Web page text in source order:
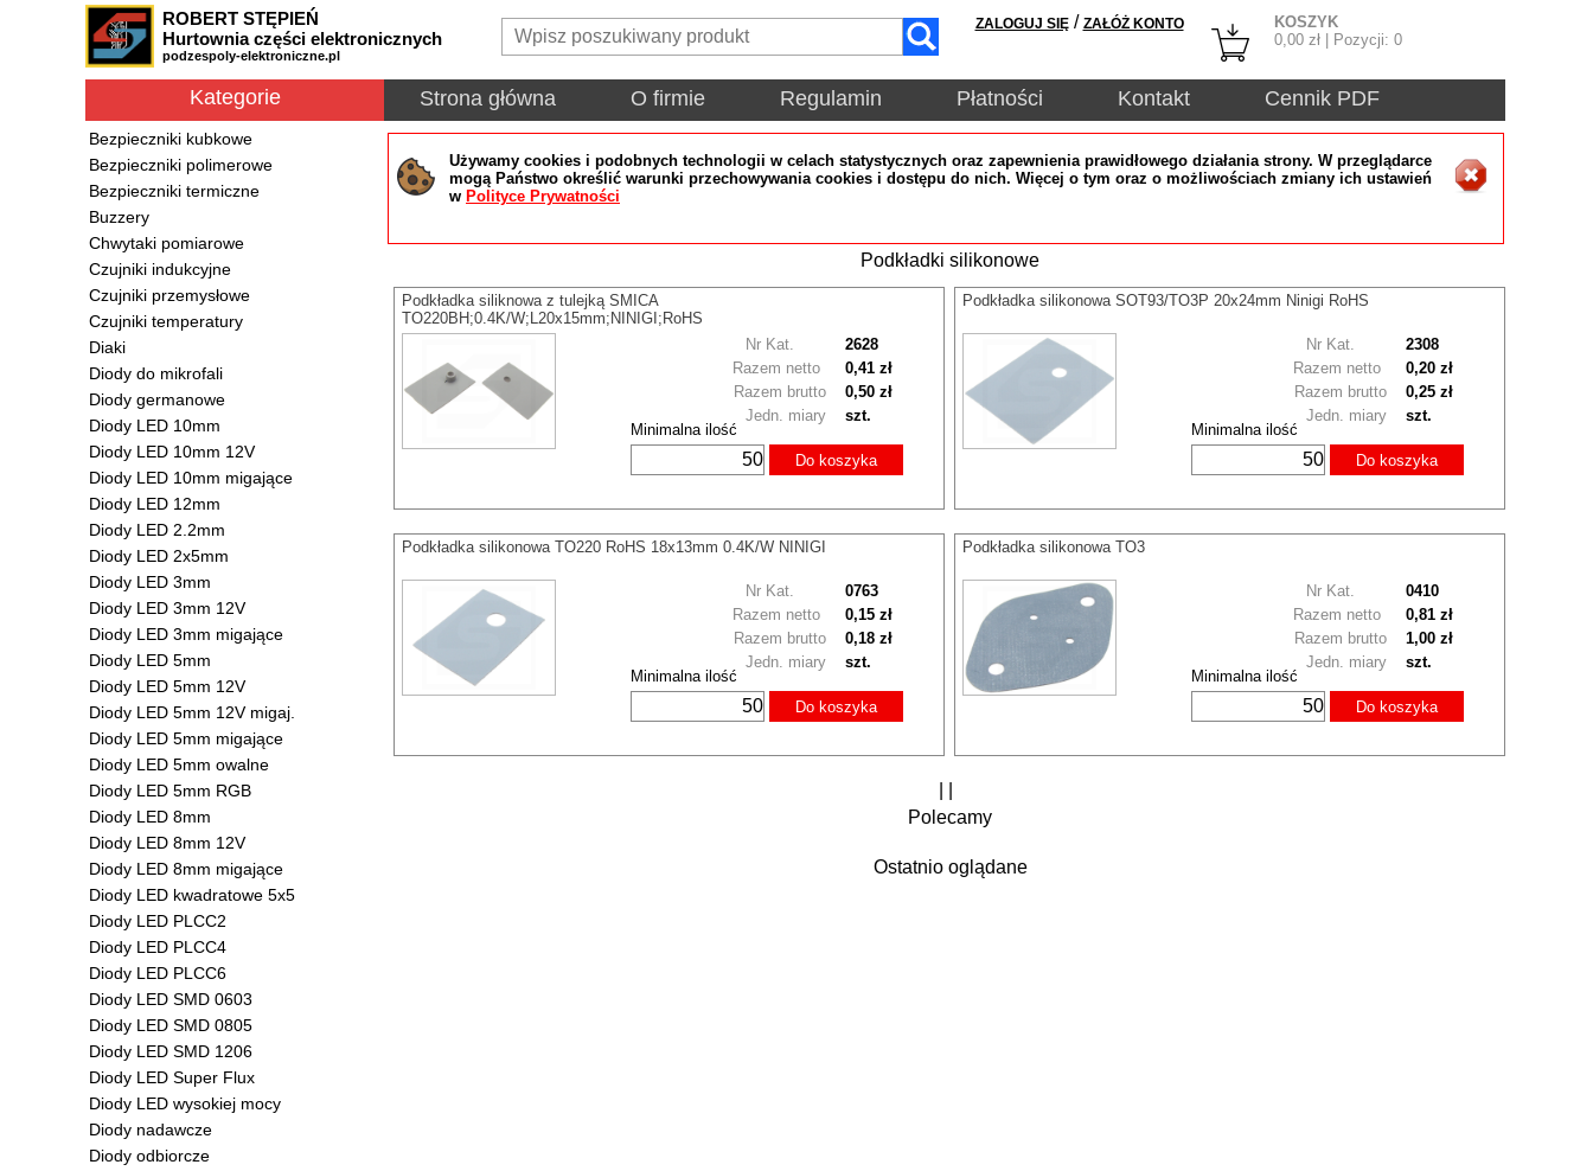
KOSZYK
0,00 zł | Pozycji: 0
Strona główna O firmie Regulamin Płatności Kontakt Cennik PDF
ROBERT STĘPIEŃ
Hurtownia części elektronicznych
podzespoly-elektroniczne.pl
ZALOGUJ SIĘ/ ZAŁÓŻ KONTO
Kategorie
Bezpieczniki kubkowe
Bezpieczniki polimerowe
Bezpieczniki termiczne
Buzzery
Chwytaki pomiarowe
Czujniki indukcyjne
Czujniki przemysłowe
Czujniki temperatury
Diaki
Diody do mikrofali
Diody germanowe
Diody LED 10mm
Diody LED 10mm 12V
Diody LED 10mm migające
Diody LED 12mm
Diody LED 2.2mm
Diody LED 2x5mm
Diody LED 3mm
Diody LED 3mm 12V
Diody LED 3mm migające
Diody LED 5mm
Diody LED 5mm 12V
Diody LED 5mm 12V migaj.
Diody LED 5mm migające
Diody LED 5mm owalne
Diody LED 5mm RGB
Diody LED 8mm
Diody LED 8mm 12V
Diody LED 8mm migające
Diody LED kwadratowe 5x5
Diody LED PLCC2
Diody LED PLCC4
Diody LED PLCC6
Diody LED SMD 0603
Diody LED SMD 0805
Diody LED SMD 1206
Diody LED Super Flux
Diody LED wysokiej mocy
Diody nadawcze
Diody odbiorcze
Używamy cookies i podobnych technologii w celach statystycznych oraz zapewnienia prawidłowego działania strony. W przeglądarce
mogą Państwo określić warunki przechowywania cookies i dostępu do nich. Więcej o tym oraz o możliwościach zmiany ich ustawień
w Polityce Prywatności
Podkładki silikonowe
Podkładka siliknowa z tulejką SMICA
TO220BH;0.4K/W;L20x15mm;NINIGI;RoHS
Minimalna ilość
Nr Kat. 2628
Razem brutto 0,50 zł
Razem netto 0,41 zł
Jedn. miary szt.
Do koszyka
Podkładka silikonowa SOT93/TO3P 20x24mm Ninigi RoHS
Minimalna ilość
Nr Kat. 2308
Razem brutto 0,25 zł
Razem netto 0,20 zł
Jedn. miary szt.
Do koszyka
Podkładka silikonowa TO220 RoHS 18x13mm 0.4K/W NINIGI
Minimalna ilość
Nr Kat. 0763
Razem brutto 0,18 zł
Razem netto 0,15 zł
Jedn. miary szt.
Do koszyka
Podkładka silikonowa TO3
Minimalna ilość
Nr Kat. 0410
Razem brutto 1,00 zł
Razem netto 0,81 zł
Jedn. miary szt.
Do koszyka
Polecamy
Ostatnio oglądane